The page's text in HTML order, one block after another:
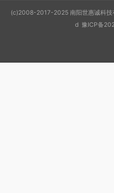
(c)2008-2017-2025 南阳世惠诚科技
d 豫ICP备